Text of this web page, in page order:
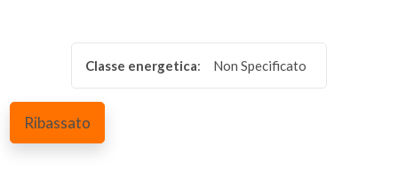
Classe energetica: Non Specificato
Ribassato
CONTATTI